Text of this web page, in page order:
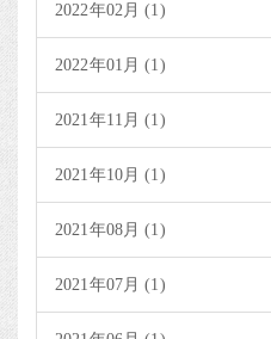
2022年02月 (1)
2022年01月 (1)
2021年11月 (1)
2021年10月 (1)
2021年08月 (1)
2021年07月 (1)